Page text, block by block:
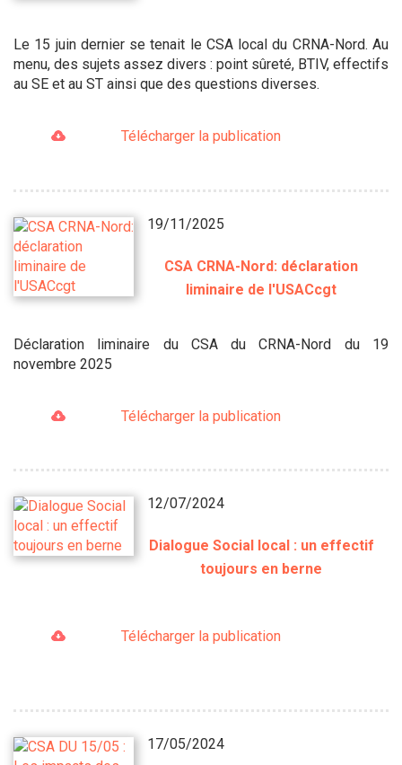
Le 15 juin dernier se tenait le CSA local du CRNA-Nord. Au
menu, des sujets assez divers : point sûreté, BTIV, effectifs
au SE et au ST ainsi que des questions diverses.
Télécharger la publication
19/11/2025
CSA CRNA-Nord: déclaration
liminaire de l'USACcgt
Déclaration liminaire du CSA du CRNA-Nord du 19
novembre 2025
Télécharger la publication
12/07/2024
Dialogue Social local : un effectif
toujours en berne
Télécharger la publication
17/05/2024